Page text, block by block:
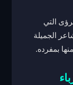
التي
الجميلة
بمفرده.